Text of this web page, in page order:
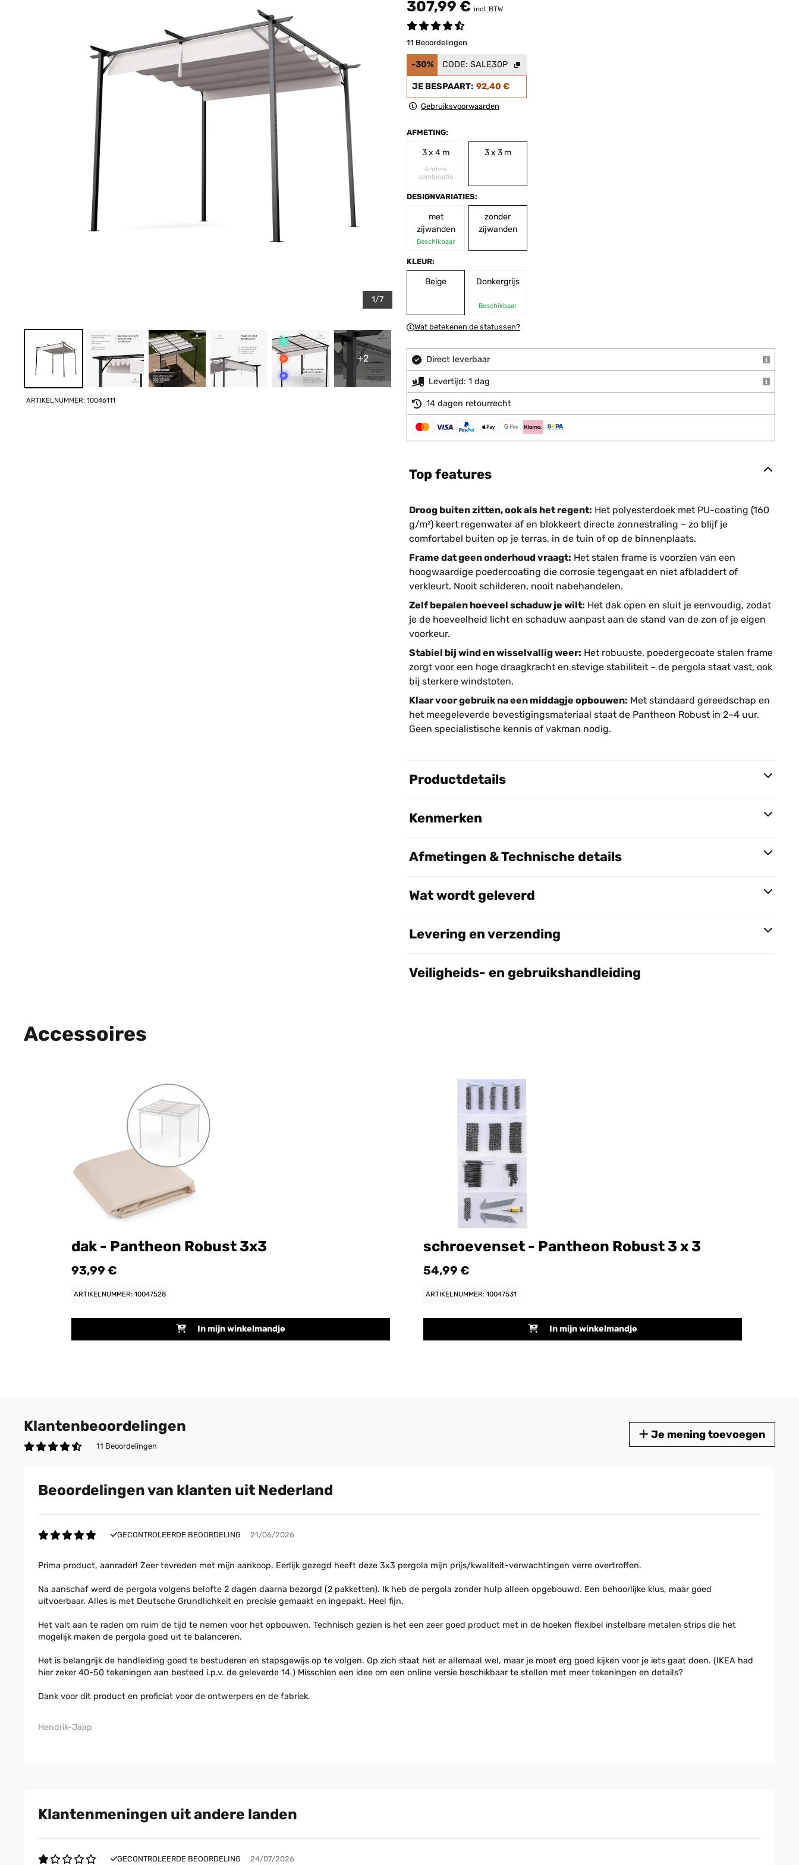
1/7
+2
ARTIKELNUMMER: 10046111
307,99 € incl. BTW
11 Beoordelingen
-30% CODE: SALE30P
JE BESPAART: 92,40 €
Gebruiksvoorwaarden
AFMETING:
3 x 4 m
Andere
combinatie
3 x 3 m
DESIGNVARIATIES:
met
zijwanden
Beschikbaar
zonder
zijwanden
KLEUR:
Beige Donkergrijs
Beschikbaar
Wat betekenen de statussen?
Direct leverbaar
Levertijd: 1 dag
14 dagen retourrecht
Top features
Droog buiten zitten, ook als het regent: Het polyesterdoek met PU-coating (160
g/m²) keert regenwater af en blokkeert directe zonnestraling – zo blijf je
comfortabel buiten op je terras, in de tuin of op de binnenplaats.
Frame dat geen onderhoud vraagt: Het stalen frame is voorzien van een
hoogwaardige poedercoating die corrosie tegengaat en niet afbladdert of
verkleurt. Nooit schilderen, nooit nabehandelen.
Zelf bepalen hoeveel schaduw je wilt: Het dak open en sluit je eenvoudig, zodat
je de hoeveelheid licht en schaduw aanpast aan de stand van de zon of je eigen
voorkeur.
Stabiel bij wind en wisselvallig weer: Het robuuste, poedergecoate stalen frame
zorgt voor een hoge draagkracht en stevige stabiliteit – de pergola staat vast, ook
bij sterkere windstoten.
Klaar voor gebruik na een middagje opbouwen: Met standaard gereedschap en
het meegeleverde bevestigingsmateriaal staat de Pantheon Robust in 2–4 uur.
Geen specialistische kennis of vakman nodig.
Productdetails
Kenmerken
Afmetingen & Technische details
Wat wordt geleverd
Levering en verzending
Veiligheids- en gebruikshandleiding
Accessoires
dak - Pantheon Robust 3x3
93,99 €
ARTIKELNUMMER: 10047528
In mijn winkelmandje
schroevenset - Pantheon Robust 3 x 3
54,99 €
ARTIKELNUMMER: 10047531
In mijn winkelmandje
Klantenbeoordelingen
11 Beoordelingen
Je mening toevoegen
Beoordelingen van klanten uit Nederland
GECONTROLEERDE BEOORDELING 21/06/2026
Prima product, aanrader! Zeer tevreden met mijn aankoop. Eerlijk gezegd heeft deze 3x3 pergola mijn prijs/kwaliteit-verwachtingen verre overtroffen.
Na aanschaf werd de pergola volgens belofte 2 dagen daarna bezorgd (2 pakketten). Ik heb de pergola zonder hulp alleen opgebouwd. Een behoorlijke klus, maar goed
uitvoerbaar. Alles is met Deutsche Grundlichkeit en precisie gemaakt en ingepakt. Heel fijn.
Het valt aan te raden om ruim de tijd te nemen voor het opbouwen. Technisch gezien is het een zeer goed product met in de hoeken flexibel instelbare metalen strips die het
mogelijk maken de pergola goed uit te balanceren.
Het is belangrijk de handleiding goed te bestuderen en stapsgewijs op te volgen. Op zich staat het er allemaal wel, maar je moet erg goed kijken voor je iets gaat doen. (IKEA had
hier zeker 40-50 tekeningen aan besteed i.p.v. de geleverde 14.) Misschien een idee om een online versie beschikbaar te stellen met meer tekeningen en details?
Dank voor dit product en proficiat voor de ontwerpers en de fabriek.
Hendrik-Jaap
Klantenmeningen uit andere landen
GECONTROLEERDE BEOORDELING 24/07/2026